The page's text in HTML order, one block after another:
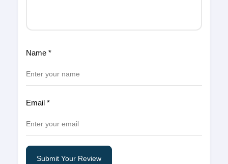
Name *
Email *
Submit Your Review